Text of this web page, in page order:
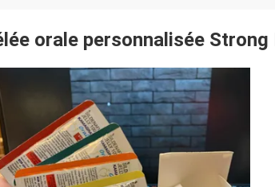
orale personnalisée